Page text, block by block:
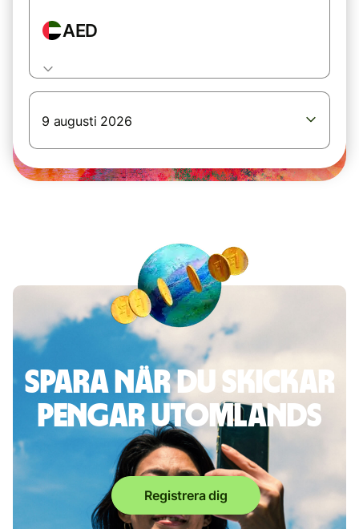
AED
9 augusti 2026
Spara när du skickar
pengar utomlands
Registrera dig